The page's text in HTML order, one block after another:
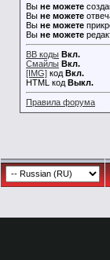
Вы не можете
Вы не можете
Вы не можете
Вы не можете
BB коды Вкл.
Смайлы Вкл.
[IMG] код Вкл.
HTML код Выкл.
Правила форума